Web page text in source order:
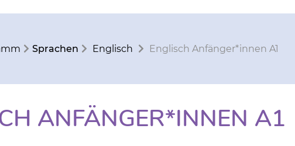
Sprachen Englisch Englisch Anfänger*innen A1
ANFÄNGER*INNEN A1